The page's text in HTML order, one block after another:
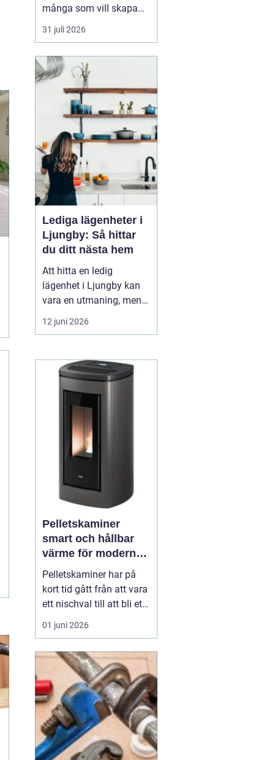
många som vill skapa
ett varmt, ombonat och
personligt hem. Med
natur inspirerar
varumärket till miljöer
där vardagsföremål
både används och
uppskattas.
Kombinationen av
keramik, ...
31 juli 2026
Lediga lägenheter i
Ljungby: Så hittar
du ditt nästa hem
Att hitta en ledig
lägenhet i Ljungby kan
vara en utmaning, men
med rätt strategi och
information går det att
bostadsmarknaden
effektivt. Ljungby, en
centralort i Kronobergs
län, erbjuder inte bara
historik och charm, ut...
12 juni 2026
Pelletskaminer
smart och hållbar
värme för moderna
hem
Pelletskaminer har på
kort tid gått från att vara
ett nischval till att bli ett
av de mest intressanta
alternativen för
kombinera låg
uppvärmningskostnad
med hög komfort och
lägre klimatpåverkan. En
pelletskamin ger snabb,
jämn värm...
01 juni 2026